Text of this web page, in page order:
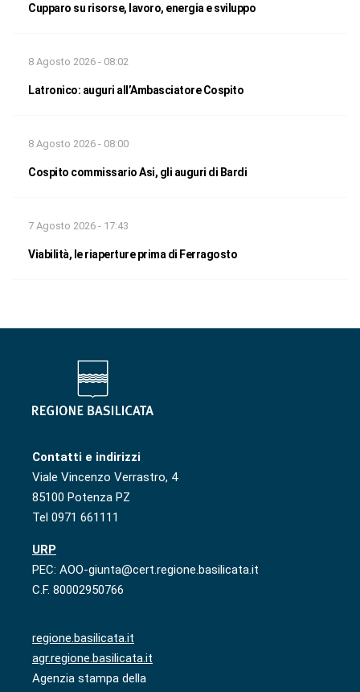
Cupparo su risorse, lavoro, energia e sviluppo
8 Agosto 2026 - 08:02
Latronico: auguri all’Ambasciatore Cospito
8 Agosto 2026 - 08:00
Cospito commissario Asi, gli auguri di Bardi
7 Agosto 2026 - 17:43
Viabilità, le riaperture prima di Ferragosto
Contatti e indirizzi
Viale Vincenzo Verrastro, 4
85100 Potenza PZ
Tel 0971 661111
URP
PEC: AOO-giunta@cert.regione.basilicata.it
C.F. 80002950766
regione.basilicata.it
agr.regione.basilicata.it
Agenzia stampa della